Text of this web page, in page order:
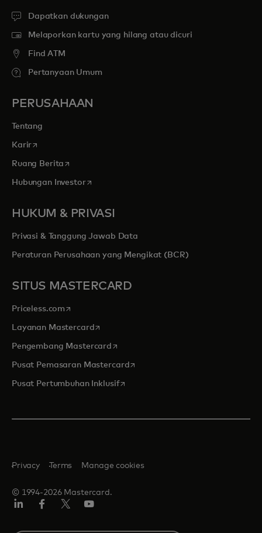
Dapatkan dukungan
Melaporkan kartu yang hilang atau dicuri
Find ATM
Pertanyaan Umum
PERUSAHAAN
Tentang
Kariropens in a new tab
Ruang Berita opens in a new tab
Hubungan Investoropens in a new tab
HUKUM & PRIVASI
Privasi & Tanggung Jawab Data
Peraturan Perusahaan yang Mengikat (BCR)
SITUS MASTERCARD
Priceless.com opens in a new tab
Layanan Mastercardopens in a new tab
Pengembang Mastercard opens in a new tab
Pusat Pemasaran Mastercardopens in a new tab
Pusat Pertumbuhan Inklusifopens in a new tab
© 1994-2026 Mastercard.
Privacy Terms Manage cookies